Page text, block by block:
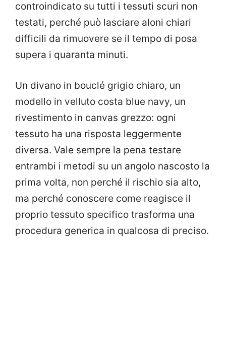
controindicato su tutti i tessuti scuri non
testati, perché può lasciare aloni chiari
difficili da rimuovere se il tempo di posa
supera i quaranta minuti.
Un divano in bouclé grigio chiaro, un
modello in velluto costa blue navy, un
rivestimento in canvas grezzo: ogni
tessuto ha una risposta leggermente
diversa. Vale sempre la pena testare
entrambi i metodi su un angolo nascosto la
prima volta, non perché il rischio sia alto,
ma perché conoscere come reagisce il
proprio tessuto specifico trasforma una
procedura generica in qualcosa di preciso.